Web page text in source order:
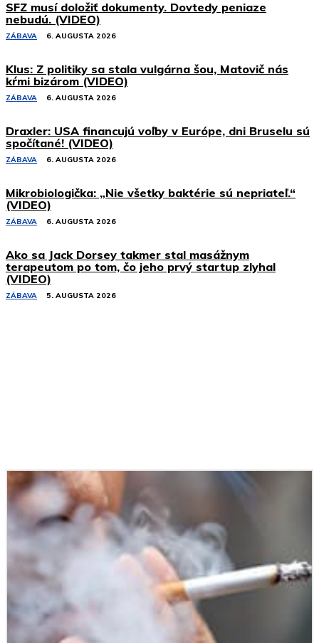
SFZ musí doložiť dokumenty. Dovtedy peniaze
nebudú. (VIDEO)
ZÁBAVA 6. AUGUSTA 2026
Klus: Z politiky sa stala vulgárna šou, Matovič nás
kŕmi bizárom (VIDEO)
ZÁBAVA 6. AUGUSTA 2026
Draxler: USA financujú voľby v Európe, dni Bruselu sú
spočítané! (VIDEO)
ZÁBAVA 6. AUGUSTA 2026
Mikrobiologička: „Nie všetky baktérie sú nepriateľ.“
(VIDEO)
ZÁBAVA 6. AUGUSTA 2026
Ako sa Jack Dorsey takmer stal masážnym
terapeutom po tom, čo jeho prvý startup zlyhal
(VIDEO)
ZÁBAVA 5. AUGUSTA 2026